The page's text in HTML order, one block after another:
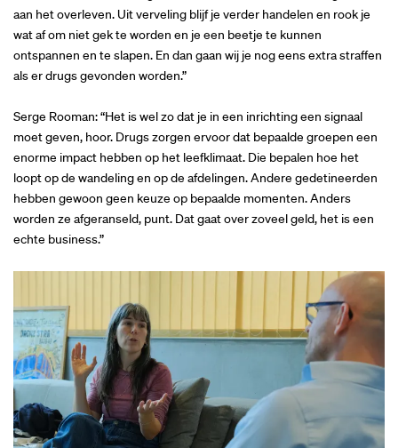
aan het overleven. Uit verveling blijf je verder handelen en rook je
wat af om niet gek te worden en je een beetje te kunnen
ontspannen en te slapen. En dan gaan wij je nog eens extra straffen
als er drugs gevonden worden.”
Serge Rooman: “Het is wel zo dat je in een inrichting een signaal
moet geven, hoor. Drugs zorgen ervoor dat bepaalde groepen een
enorme impact hebben op het leefklimaat. Die bepalen hoe het
loopt op de wandeling en op de afdelingen. Andere gedetineerden
hebben gewoon geen keuze op bepaalde momenten. Anders
worden ze afgeranseld, punt. Dat gaat over zoveel geld, het is een
echte business.”